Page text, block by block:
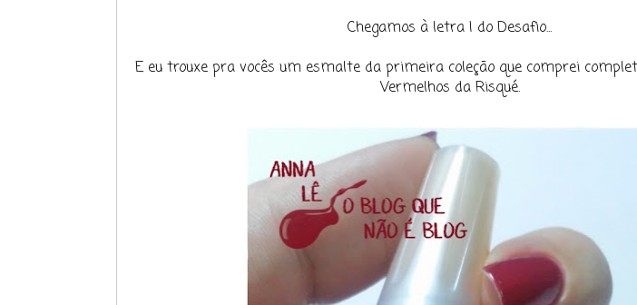
Chegamos à letra I do Desafio...
E eu trouxe pra vocês um esmalte da primeira coleção que comprei
Vermelhos da Risqué.